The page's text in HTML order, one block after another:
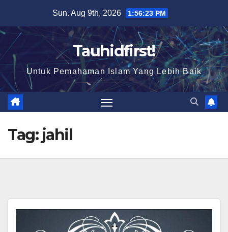
content
Sun. Aug 9th, 2026 1:56:24 PM
Tauhidfirst!
Untuk Pemahaman Islam Yang Lebih Baik
Tag: jahil